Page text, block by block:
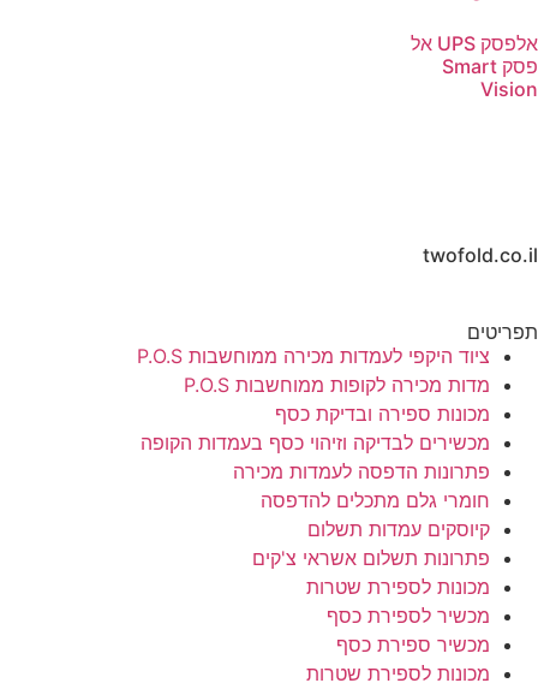
אלפסק UPS אל
פסק Smart
Vision
twofold.co.il
תפריטים
ציוד היקפי לעמדות מכירה ממוחשבות P.O.S
מדות מכירה לקופות ממוחשבות P.O.S
מכונות ספירה ובדיקת כסף
מכשירים לבדיקה וזיהוי כסף בעמדות הקופה
פתרונות הדפסה לעמדות מכירה
חומרי גלם מתכלים להדפסה
קיוסקים עמדות תשלום
פתרונות תשלום אשראי צ'קים
מכונות לספירת שטרות
מכשיר לספירת כסף
מכשיר ספירת כסף
מכונות לספירת שטרות